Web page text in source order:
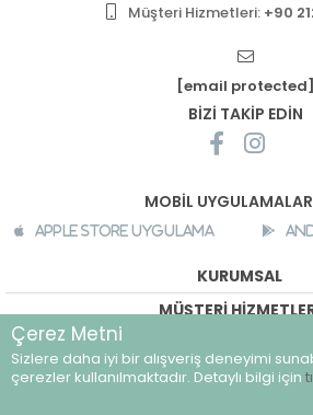
Müşteri Hizmetleri: +90
[email protected]
BİZİ TAKİP EDİN
MOBİL
Apple Store Uygulama
KURUMSAL
MÜŞTERİ
©breeze.com.tr - Tüm hakları
Çerez Metni
Sizlere daha iyi bir alışveriş deneyimi
çerezler kullanılmaktadır. Detaylı bilgi için